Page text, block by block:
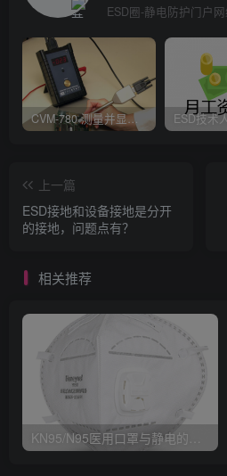
CVM-780 测量并显示实时静电压数据、操作说明
上一篇
ESD接地和设备接地是分开
的接地，问题点有？
相关推荐
KN95/N95医用口罩与静电的秘密关系